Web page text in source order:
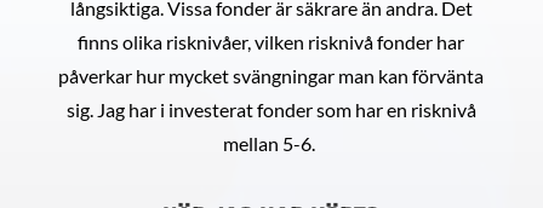
långsiktiga. Vissa fonder är säkrare än andra. Det
finns olika risknivåer, vilken risknivå fonder har
påverkar hur mycket svängningar man kan förvänta
sig. Jag har i investerat fonder som har en risknivå
mellan 5-6.